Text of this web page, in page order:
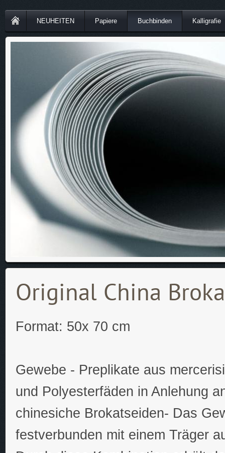
NEUHEITEN Papiere Buchbinden Kalligrafie
Original China
Format: 50x 70 cm
Gewebe - Preplikate aus
und Polyesterfäden in Anlehung
chinesiche Brokatseiden- Das
festverbunden mit einem Träger